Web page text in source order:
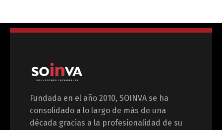
Fundada en el año 2010, SOINVA se ha
consolidado a lo largo de más de una
década gracias a la profesionalidad de su